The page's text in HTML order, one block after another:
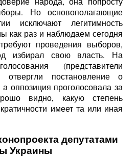
Но основополагающие
исключают легитимность
как раз и наблюдаем сегодня
проведения выборов,
избирал свою власть. На
(представители
отвергли постановление о
оппозиция проголосовала за
видно, какую степень
имеет та или иная
депутатами
Украины